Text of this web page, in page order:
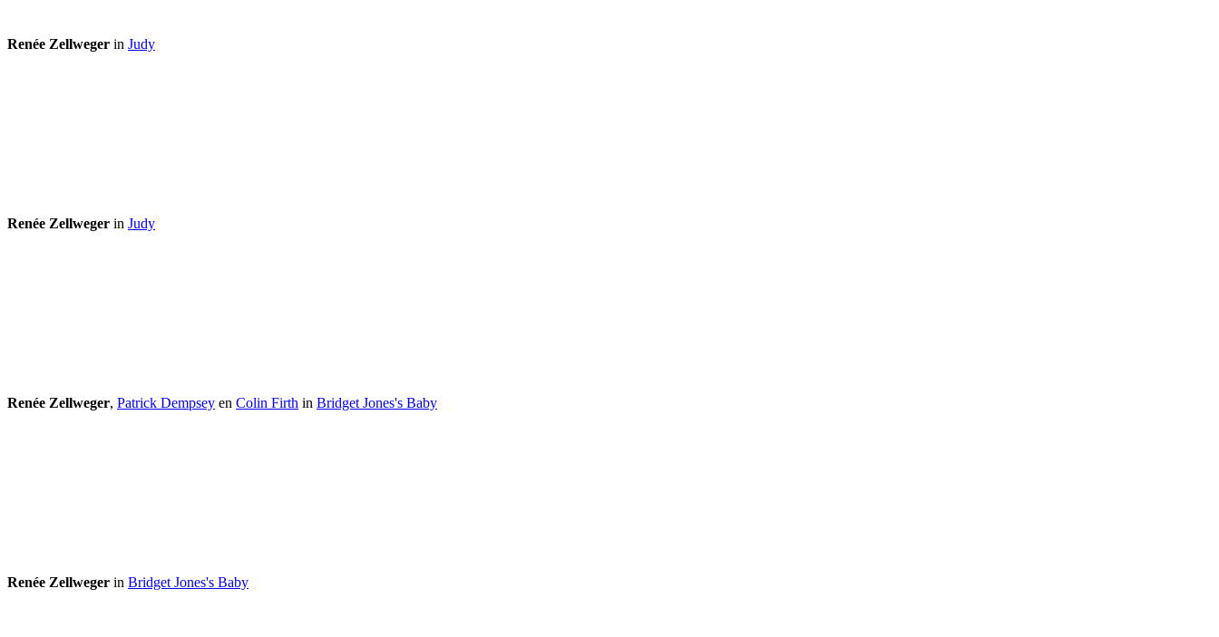
Renée Zellweger in Judy
Renée Zellweger in Judy
Renée Zellweger, Patrick Dempsey en Colin Firth in Bridget Jones's Baby
Renée Zellweger in Bridget Jones's Baby